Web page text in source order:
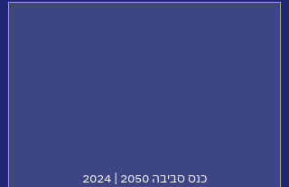
כנס סביבה 2050 | 2024